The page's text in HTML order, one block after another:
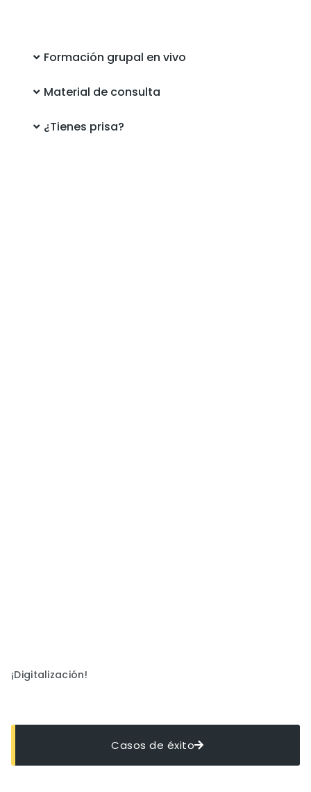
Formación grupal en vivo
Material de consulta
¿Tienes prisa?
¡Digitalización!
Casos de éxito